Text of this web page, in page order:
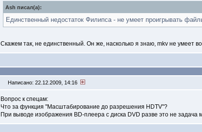
Ash писал(a):
Единственный недостаток Филипса - не умеет проигрывать
Скажем так, не единственный. Он же, насколько я знаю, mkv не умеет
Написано: 22.12.2009, 14:16
Вопрос к спецам:
Что за функция "Масштабирование до разрешения HDTV"?
При выводе изображения BD-плеера с диска DVD разве это не задача